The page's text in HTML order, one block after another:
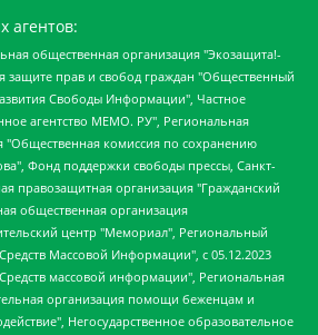
агентов:
Гликин Максим Александрович, Железнова Мария Михайловна, Лукьянова Юлия Сергеевна, Маетная Елизавета Витальевна, Маняхин Петр Борисович, Чуракова Ольга Владимировна, Ярош Юлия Петровна, Юридическое лицо "The Insider SIA", зарегистрированное в Риге, Латвийская Республика (дата регистрации 26.06.2015), являющееся администратором доменного имени интернет-издания "The Insider SIA", https://theins.ru, Постернак Алексей Евгеньевич, Рубин Михаил Аркадьевич, Анин Роман Александрович, Юридическое лицо Istories fonds, зарегистрированное в Латвийской Республике (регистрационный номер 50008295751, дата регистрации 24.02.2020), Великовский Дмитрий Александрович, Долинина Ирина Николаевна, Мароховская Алеся Алексеевна, Шлейнов Роман Юрьевич, Шмагун Олеся Валентиновна, Общество с ограниченной ответственностью "Альтаир 2021", Общество с ограниченной ответственностью "Вега 2021", Общество с ограниченной ответственностью "Главный редактор 2021", Общество с ограниченной ответственностью "Ромашки монолит", Важенков Артем Валерьевич, Ивановская областная общественная организация "Центр гендерных исследований", Гурман Юрий Альбертович, Медиапроект "ОВД-Инфо", Егоров Владимир Владимирович, Жилинский Владимир Александрович, Общество с ограниченной ответственностью "ЗП", Иванова София Юрьевна, Карезина Инна Павловна, Кильтау Екатерина Викторовна, Петров Алексей Викторович, Пискунов Сергей Евгеньевич, Смирнов Сергей Сергеевич, Тихонов Михаил Сергеевич, Общество с ограниченной ответственностью "ЖУРНАЛИСТ-ИНОСТРАННЫЙ АГЕНТ", Арапова Галина Юрьевна, Вольтская Татьяна Анатольевна, Американская компания "Mason G.E.S. Anonymous Foundation" (США), являющаяся владельцем интернет-издания https://mnews.world/, Компания "Stichting Bellingcat", зарегистрированная в Нидерландах (дата регистрации 11.07.2018), Захаров Андрей Вячеславович, Клепиковская Екатерина Дмитриевна, Общество с ограниченной ответственностью "МЕМО", Перл Роман Александрович, Симонов Евгений Алексеевич, Соловьева Елена Анатольевна, Сотников Даниил Владимирович, Сурначева Елизавета Дмитриевна, Автономная некоммерческая организация по защите прав человека и информированию населения "Якутия – Наше Мнение", Общество с ограниченной ответственностью "Москоу диджитал медиа", с 26.01.2023 Общество с ограниченной ответственностью "Чайка Белые сады", Ветошкина Валерия Валерьевна, Заговора Максим Александрович, Межрегиональное общественное движение "Российская ЛГБТ - сеть", Оленичев Максим Владимирович, Павлов Иван Юрьевич, Скворцова Елена Сергеевна, Общество с ограниченной ответственностью "Как бы инагент", Кочетков Игорь Викторович, Общество с ограниченной ответственностью "Честные выборы", Еланчик Олег Александрович, Общество с ограниченной ответственностью "Нобелевский призыв", Гималова Регина Эмилевна, Григорьев Андрей Валерьевич, Григорьева Алина Александровна, Ассоциация по содействию защите прав призывников, альтернативнослужащих и военнослужащих "Правозащитная группа "Гражданин.Армия.Право", Хисамова Регина Фаритовна, Автономная некоммерческая организация по реализации социально-правовых программ "Лилит", Дальневосточное общественное движение "Маяк", Санкт-Петербургская ЛГБТ-инициативная группа "Выход", Инициативная группа ЛГБТ+ "Реверс", Алексеев Андрей Викторович, Бекбулатова Таисия Львовна, Беляев Иван Михайлович, Владыкина Елена Сергеевна, Гельман Марат Александрович, Никульшина Вероника Юрьевна, Толоконникова Надежда Андреевна, Шендерович Виктор Анатольевич, Общество с ограниченной ответственностью "Данное сообщение", Общество с ограниченной ответственностью Издательский дом "Новая глава", Айнбиндер Александра Александровна, Московский комьюнити-центр для ЛГБТ+инициатив, Благотворительный фонд развития филантропии, Deutsche Welle (Германия, Kurt-Schumacher-Strasse 3, 53113 Bonn), Борзунова Мария Михайловна, Воробьев Виктор Викторович, Голубева Анна Львовна, Константинова Алла Михайловна, Малкова Ирина Владимировна, Мурадов Мурад Абдулгалимович, Осетинская Елизавета Николаевна, Понасенков Евгений Николаевич, Ганапольский Матвей Юрьевич, Киселев Евгений Алексеевич, Борухович Ирина Григорьевна, Дремин Иван Тимофеевич, Дубровский Дмитрий Викторович, Красноярская региональная общественная организация поддержки и развития альтернативных образовательных технологий и межкультурных коммуникаций "ИНТЕРРА", Маяковская Екатерина Алексеевна, Фейгин Марк Захарович, Филимонов Андрей Викторович, Дзугкоева Регина Николаевна, Доброхотов Роман Александрович, Дудь Юрий Александрович, Елкин Сергей Владимирович, Кругликов Кирилл Игоревич, Сабунаева Мария Леонидовна, Семенов Алексей Владимирович, Шаинян Карен Багратович, Шульман Екатерина Михайловна, Асафьев Артур Валерьевич, Вахштайн Виктор Семенович, Венедиктов Алексей Алексеевич, Лушникова Екатерина Евгеньевна, Волков Леонид Михайлович, Невзоров Александр Глебович, Пархоменко Сергей Борисович, Сироткин Ярослав Николаевич, Кара-Мурза Владимир Владимирович, Баранова Наталья Владимировна, Гозман Леонид Яковлевич, Кагарлицкий Борис Юльевич, Климарев Михаил Валерьевич, Милов Владимир Станиславович, Автономная некоммерческая организация Краснодарский центр современного искусства "Типография", Моргенштерн Алишер Тагирович, Соболь Любовь Эдуардовна, Общество с ограниченной ответственностью "ЛИЗА НОРМ", Каспаров Гарри Кимович, Ходорковский Михаил Борисович, Общество с ограниченной ответственностью "Апрельские тезисы", Данилович Ирина Брониславовна, Кашин Олег Владимирович, Петров Николай Владимирович, Пивоваров Алексей Владимирович, Соколов Михаил Владимирович, Цветкова Юлия Владимировна, Чичваркин Евгений Александрович, Комитет против пыток/Команда против пыток, Общество с ограниченной ответственностью "Первый научный", Общество с ограниченной ответственностью "Вертолет и ко", Белоцерковская Вероника Борисовна, Кац Максим Евгеньевич, Лазарева Татьяна Юрьевна, Шаведдинов Руслан Табризович, Яшин Илья Валерьевич, Общество с ограниченной ответственностью "Иноагент ААВ", Алешковский Дмитрий Петрович, Альбац Евгения Марковна, Быков Дмитрий Львович, Галямина Юлия Евгеньевна, Лойко Сергей Леонидович, Мартынов Кирилл Константинович, Медведев Сергей Александрович, Крашенинников Федор Геннадиевич, Гордеева Катерина Вл